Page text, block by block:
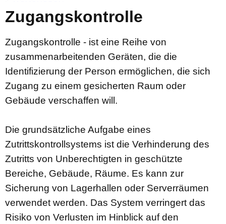
Zugangskontrolle
Zugangskontrolle - ist eine Reihe von
zusammenarbeitenden Geräten, die die
Identifizierung der Person ermöglichen, die sich
Zugang zu einem gesicherten Raum oder
Gebäude verschaffen will.
Die grundsätzliche Aufgabe eines
Zutrittskontrollsystems ist die Verhinderung des
Zutritts von Unberechtigten in geschützte
Bereiche, Gebäude, Räume. Es kann zur
Sicherung von Lagerhallen oder Serverräumen
verwendet werden. Das System verringert das
Risiko von Verlusten im Hinblick auf den